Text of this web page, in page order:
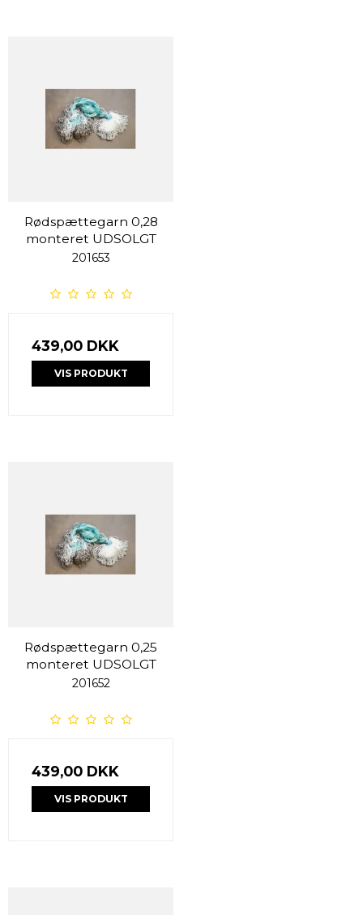
Rødspættegarn 0,28
monteret UDSOLGT
201653
439,00 DKK
VIS PRODUKT
Rødspættegarn 0,25
monteret UDSOLGT
201652
439,00 DKK
VIS PRODUKT